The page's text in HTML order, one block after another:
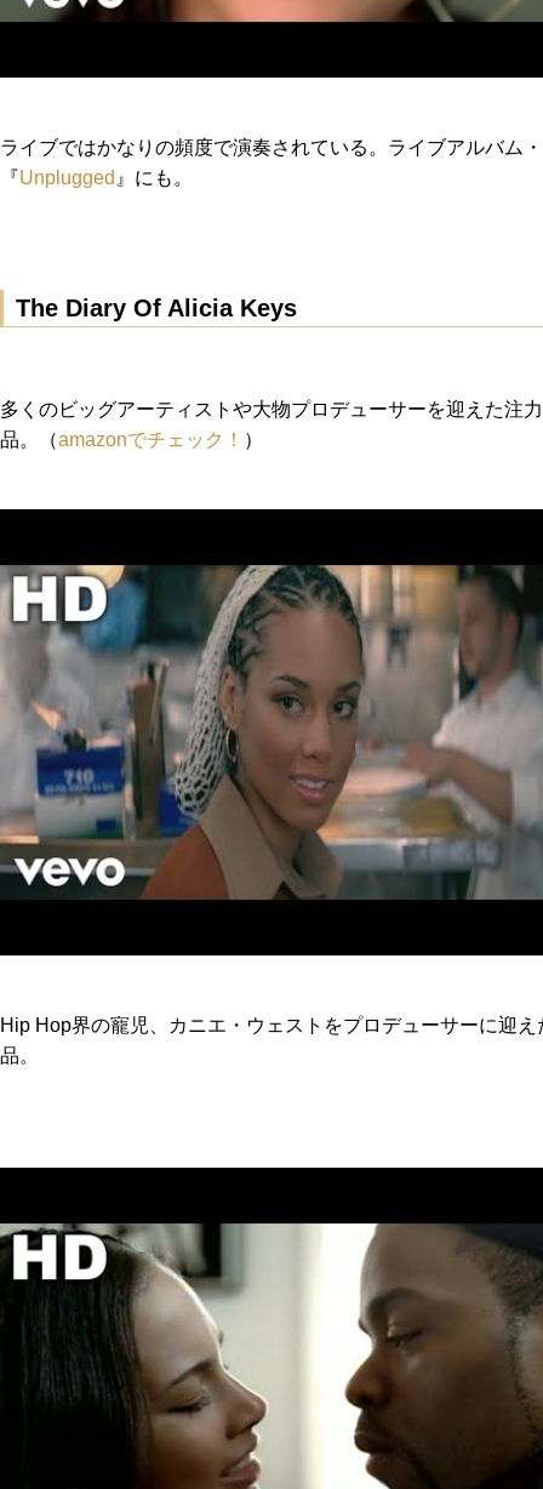
ライブではかなりの頻度で演奏されている。ライブアルバム・
『Unplugged 』にも。
The Diary Of Alicia Keys
多くのビッグアーティストや大物プロデューサーを迎えた注
品。（amazonでチェック！ ）
Hip Hop界の寵児、カニエ・ウェストをプロデューサーに迎え
品。